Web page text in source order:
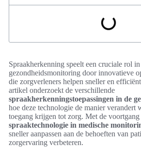
Spraakherkenning speelt een cruciale rol
gezondheidsmonitoring door innovatieve
die zorgverleners helpen sneller en
artikel onderzoekt de verschillende
spraakherkenningstoepassingen in de
hoe deze technologie de manier verandert
toegang krijgen tot zorg. Met de voortgang
spraaktechnologie in medische
sneller aanpassen aan de behoeften van
zorgervaring verbeteren.